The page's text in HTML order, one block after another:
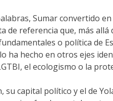
Sumar convertido
de referencia que, más
o política de
ha hecho en otros ejes
el ecologismo o la
su capital político y el de